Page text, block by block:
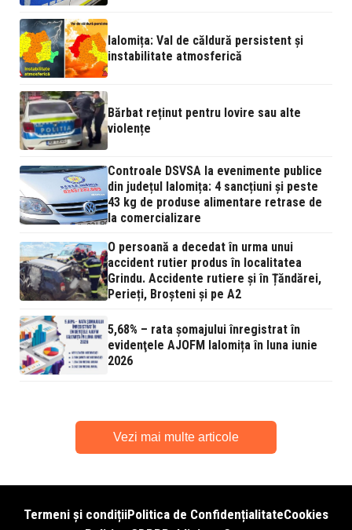
Ialomița: Val de căldură persistent și
instabilitate atmosferică
Bărbat reținut pentru lovire sau alte
violențe
Controale DSVSA la evenimente publice
din județul Ialomița: 4 sancțiuni și peste
43 kg de produse alimentare retrase de
la comercializare
O persoană a decedat în urma unui
accident rutier produs în localitatea
Grindu. Accidente rutiere și în Țăndărei,
Perieți, Broșteni și pe A2
5,68% – rata şomajului înregistrat în
evidenţele AJOFM Ialomița în luna iunie
2026
Vezi mai multe articole
Termeni și condițiiPolitica de ConfidențialitateCookies